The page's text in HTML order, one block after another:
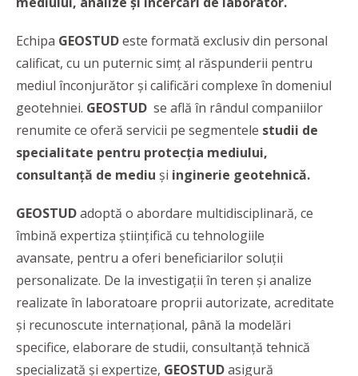
Echipa GEOSTUDeste formată exclusiv din personal
calificat, cu un puternic simţ al răspunderii pentru
mediul înconjurător și calificări complexe în domeniul
geotehniei. GEOSTUD se află în rândul companiilor
renumite ce oferă servicii pe segmentele studii de
specialitate pentru protecția mediului,
consultanță de mediu și inginerie geotehnică.
GEOSTUDadoptă o abordare multidisciplinară, ce
îmbină expertiza științifică cu tehnologiile
avansate, pentru a oferi beneficiarilor soluții
personalizate. De la investigații în teren și analize
realizate în laboratoare proprii autorizate, acreditate
și recunoscute internațional, până la modelări
specifice, elaborare de studii, consultanță tehnică
specializată și expertize, GEOSTUDasigură